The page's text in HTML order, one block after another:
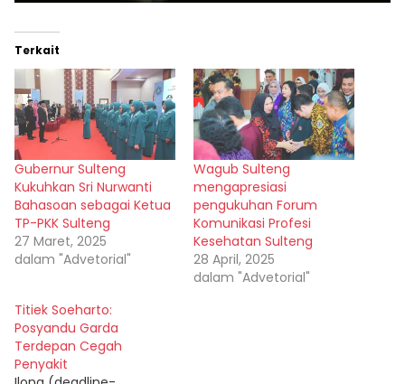
Terkait
Gubernur Sulteng
Kukuhkan Sri Nurwanti
Bahasoan sebagai Ketua
TP-PKK Sulteng
27 Maret, 2025
dalam "Advetorial"
Wagub Sulteng
mengapresiasi
pengukuhan Forum
Komunikasi Profesi
Kesehatan Sulteng
28 April, 2025
dalam "Advetorial"
Titiek Soeharto:
Posyandu Garda
Terdepan Cegah
Penyakit